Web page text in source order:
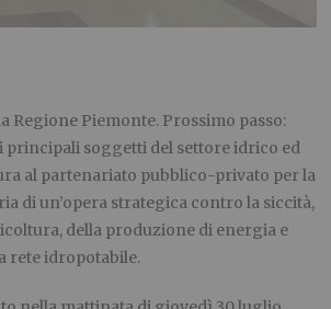
Regione Piemonte. Prossimo passo:
soggetti del settore idrico ed
al partenariato pubblico-privato per la
di un’opera strategica contro la siccità,
della produzione di energia e
rete idropotabile.